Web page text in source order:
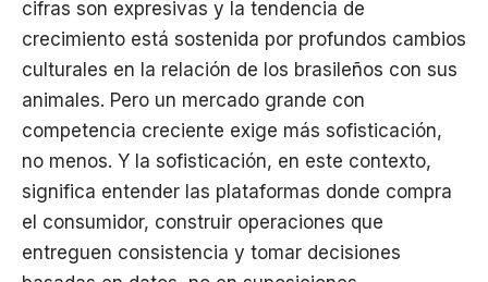
cifras son expresivas y la tendencia de
crecimiento está sostenida por profundos cambios
culturales en la relación de los brasileños con sus
animales. Pero un mercado grande con
competencia creciente exige más sofisticación,
no menos. Y la sofisticación, en este contexto,
significa entender las plataformas donde compra
el consumidor, construir operaciones que
entreguen consistencia y tomar decisiones